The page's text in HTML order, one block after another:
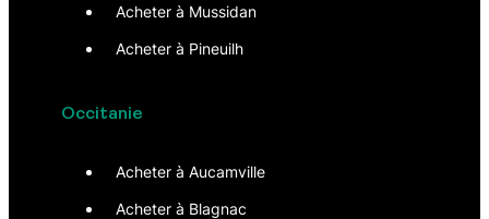
Acheter à Mussidan
Acheter à Pineuilh
Occitanie
Acheter à Aucamville
Acheter à Blagnac